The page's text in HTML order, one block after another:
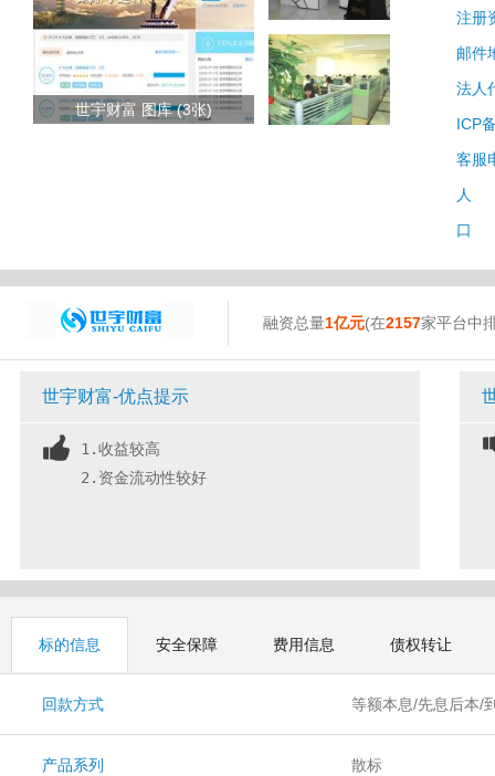
世宇财富 图库 (3张)
注册
邮件
法人
ICP
客服
人
口
融资总量1亿元(在2157家平台中
世宇财富-优点提示
1.收益较高
2.资金流动性较好
标的信息 安全保障 费用信息 债权转让
回款方式 等额本息/先息后本/
产品系列 散标